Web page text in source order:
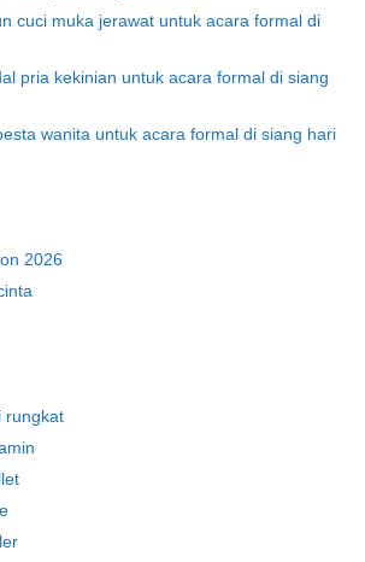
cuci muka jerawat untuk acara formal di
pria kekinian untuk acara formal di siang
wanita untuk acara formal di siang hari
2026
rungkat